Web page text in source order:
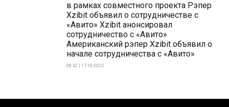
в рамках совместного проекта Рэпер
Xzibit объявил о сотрудничестве с
«Авито» Xzibit анонсировал
сотрудничество с «Авито»
Американский рэпер Xzibit объявил о
начале сотрудничества с «Авито»
08:42 | 17-10-2025